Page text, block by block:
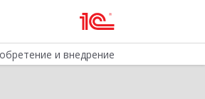
и внедрение